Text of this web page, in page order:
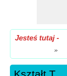
Jesteś tutaj-
»